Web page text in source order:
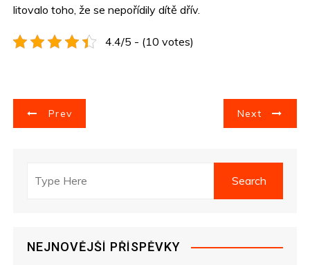
litovalo toho, že se nepořídily dítě dřív.
4.4/5 - (10 votes)
N
Prev Next
NEJNOVĚJŠÍ PŘÍSPĚVKY